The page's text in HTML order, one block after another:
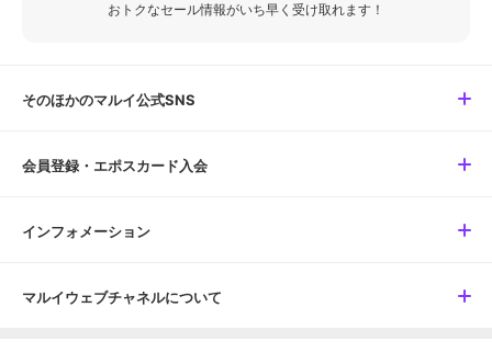
おトクなセール情報がいち早く受け取れます！
そのほかのマルイ公式SNS
会員登録・エポスカード入会
インフォメーション
マルイウェブチャネルについて